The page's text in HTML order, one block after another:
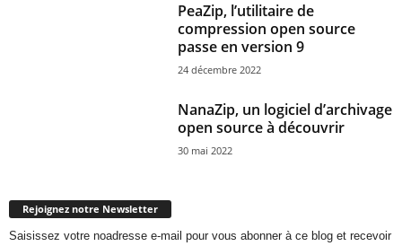
PeaZip, l’utilitaire de
compression open source
passe en version 9
24 décembre 2022
NanaZip, un logiciel d’archivage
open source à découvrir
30 mai 2022
Rejoignez notre Newsletter
Saisissez votre noadresse e-mail pour vous abonner à ce blog et recevoir